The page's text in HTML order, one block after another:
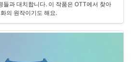
들과 대치합니다. 이 작품은 OTT에서 찾아
의 원작이기도 해요.